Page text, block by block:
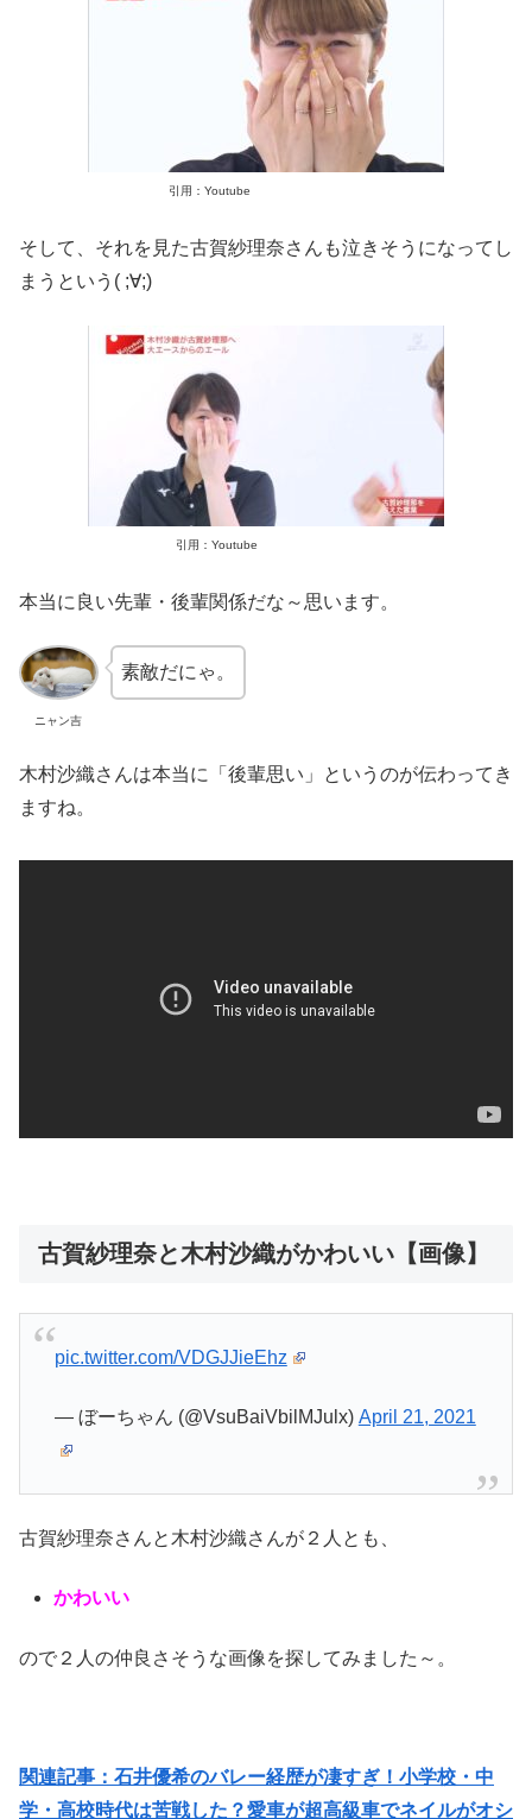
引用：Youtube
そして、それを見た古賀紗理奈さんも泣きそうになってし
まうという( ;∀;)
引用：Youtube
本当に良い先輩・後輩関係だな～思います。
ニャン吉
素敵だにゃ。
木村沙織さんは本当に「後輩思い」というのが伝わってき
ますね。
古賀紗理奈と木村沙織がかわいい【画像】
pic.twitter.com/VDGJJieEhz
— ぼーちゃん (@VsuBaiVbilMJulx) April 21, 2021
古賀紗理奈さんと木村沙織さんが２人とも、
かわいい
ので２人の仲良さそうな画像を探してみました～。
関連記事：石井優希のバレー経歴が凄すぎ！小学校・中
学・高校時代は苦戦した？愛車が超高級車でネイルがオシ